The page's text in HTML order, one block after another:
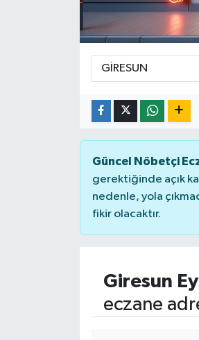
Güncel Nöbetçi
gerektiğinde açık
nedenle, yola
fikir olacaktır.
Giresun
eczane